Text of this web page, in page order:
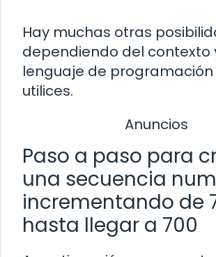
Hay muchas otras
dependiendo del contexto
lenguaje de programación
utilices.
Anuncios
Paso a paso para
una secuencia
incrementando de
hasta llegar a 700